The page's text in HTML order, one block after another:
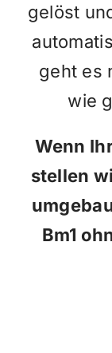
gelöst
geht es
wie
Wenn
stellen
Bm1